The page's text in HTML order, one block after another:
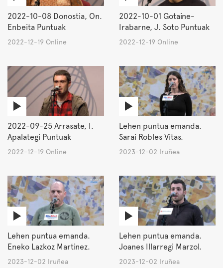
2022-10-08 Donostia, On.
Enbeita Puntuak
2022-12-19 Online
2022-10-01 Gotaine-
Irabarne, J. Soto Puntuak
2022-12-19 Online
2022-09-25 Arrasate, I.
Apalategi Puntuak
2022-12-19 Online
Lehen puntua emanda.
Sarai Robles Vitas.
2023-12-02 Iruñea
Lehen puntua emanda.
Eneko Lazkoz Martinez.
2023-12-02 Iruñea
Lehen puntua emanda.
Joanes Illarregi Marzol.
2023-12-02 Iruñea